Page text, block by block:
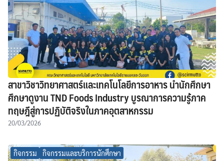
สาขาวิชาวิทยาศาสตร์และเทคโนโลยีการอาหาร นำนักศึกษา
ศึกษาดูงาน TND Foods Industry บูรณาการความรู้ภาค
ทฤษฎีสู่การปฏิบัติจริงในภาคอุตสาหกรรม
20/03/2026
กิจกรรม กิจกรรมและบริการนักศึกษา